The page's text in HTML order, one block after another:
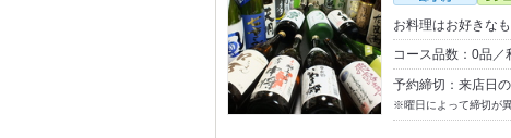
お料理はお好きな
コース品数：0品／
予約締切：来店日
※曜日によって締切が